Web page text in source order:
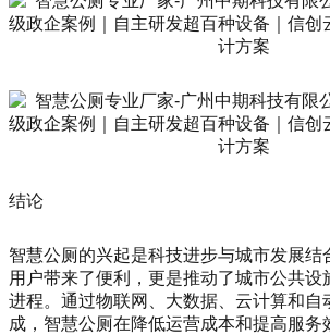
结论
智慧公厕的兴起是科技进步与城市发展结
用户带来了便利，更是推动了城市公共设
进程。通过物联网、大数据、云计算和自
成，智慧公厕在降低运营成本和提高服务